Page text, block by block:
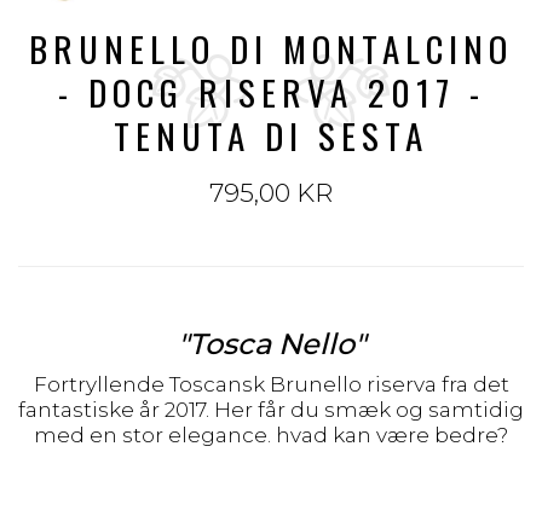
BRUNELLO DI MONTALCINO
- DOCG RISERVA 2017 -
TENUTA DI SESTA
795,00 KR
"Tosca Nello"
Fortryllende Toscansk Brunello riserva fra det
fantastiske år 2017. Her får du smæk og samtidig
med en stor elegance. hvad kan være bedre?